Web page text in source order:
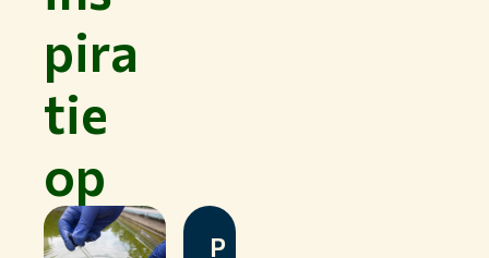
pira
tie
op
P